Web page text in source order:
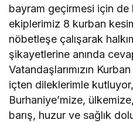
bayram geçirmesi için
ekiplerimiz 8 kurban
nöbetleşe çalışarak
şikayetlerine anında
Vatandaşlarımızın
içten dileklerimle kutluyor,
Burhaniye’mize,
barış, huzur ve sağlık